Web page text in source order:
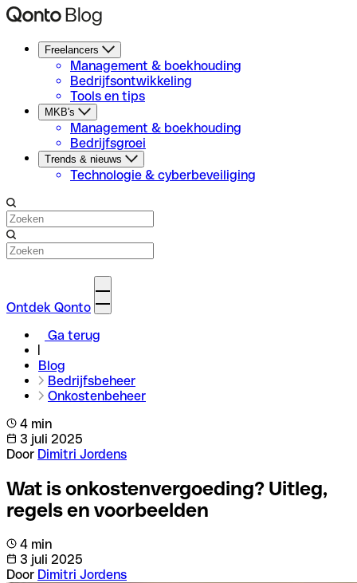
Freelancers
Management & boekhouding
Bedrijfsontwikkeling
Tools en tips
MKB's
Management & boekhouding
Bedrijfsgroei
Trends & nieuws
Technologie & cyberbeveiliging
Ontdek Qonto
Ga terug
Blog
Bedrijfsbeheer
Onkostenbeheer
4 min
3 juli 2025
Door Dimitri Jordens
Wat is onkostenvergoeding? Uitleg,
regels en voorbeelden
4 min
3 juli 2025
Door Dimitri Jordens